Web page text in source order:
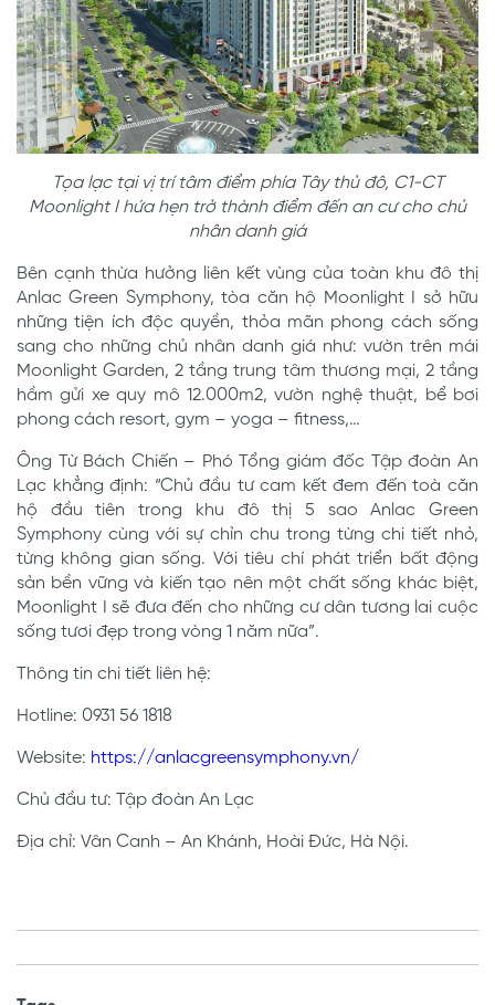
Tọa lạc tại vị trí tâm điểm phía Tây thủ đô, C1-CT
Moonlight I hứa hẹn trở thành điểm đến an cư cho chủ
nhân danh giá
Bên cạnh thừa hưởng liên kết vùng của toàn khu đô thị
Anlac Green Symphony, tòa căn hộ Moonlight I sở hữu
những tiện ích độc quyền, thỏa mãn phong cách sống
sang cho những chủ nhân danh giá như: vườn trên mái
Moonlight Garden, 2 tầng trung tâm thương mại, 2 tầng
hầm gửi xe quy mô 12.000m2, vườn nghệ thuật, bể bơi
phong cách resort, gym – yoga – fitness,…
Ông Từ Bách Chiến – Phó Tổng giám đốc Tập đoàn An
Lạc khẳng định: “Chủ đầu tư cam kết đem đến toà căn
hộ đầu tiên trong khu đô thị 5 sao Anlac Green
Symphony cùng với sự chỉn chu trong từng chi tiết nhỏ,
từng không gian sống. Với tiêu chí phát triển bất động
sản bền vững và kiến tạo nên một chất sống khác biệt,
Moonlight I sẽ đưa đến cho những cư dân tương lai cuộc
sống tươi đẹp trong vòng 1 năm nữa”.
Thông tin chi tiết liên hệ:
Hotline: 0931 56 1818
Website: https://anlacgreensymphony.vn/
Chủ đầu tư: Tập đoàn An Lạc
Địa chỉ: Vân Canh – An Khánh, Hoài Đức, Hà Nội.